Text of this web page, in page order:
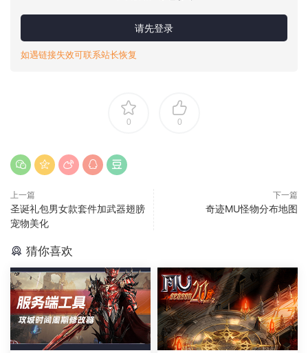
请先登录
如遇链接失效可联系站长恢复
0 0
上一篇
圣诞礼包男女款套件加武器翅膀
宠物美化
下一篇
奇迹MU怪物分布地图
猜你喜欢